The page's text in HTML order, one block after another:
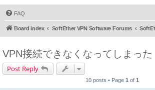
FAQ
Board index SoftEther VPN Software Forums
VPN接続できなくなってしまった
Post Reply
10 posts • Page 1 of 1